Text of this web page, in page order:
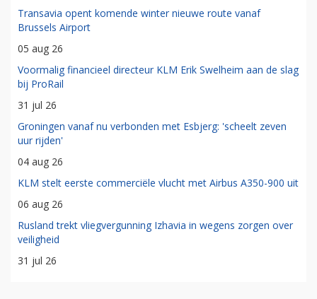
Transavia opent komende winter nieuwe route vanaf
Brussels Airport
05 aug 26
Voormalig financieel directeur KLM Erik Swelheim aan de slag
bij ProRail
31 jul 26
Groningen vanaf nu verbonden met Esbjerg: 'scheelt zeven
uur rijden'
04 aug 26
KLM stelt eerste commerciële vlucht met Airbus A350-900 uit
06 aug 26
Rusland trekt vliegvergunning Izhavia in wegens zorgen over
veiligheid
31 jul 26